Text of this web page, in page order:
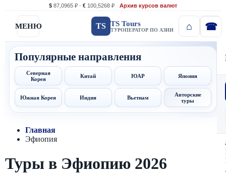
$ 87,0965 ₽ · € 100,5268 ₽ Архив курсов валют
МЕНЮ TS TS Tours
ТУРОПЕРАТОР ПО АЗИИ
Популярные направления
Северная
Корея
Китай ЮАР Япония
Южная Корея Индия Вьетнам
Авторские
туры
Главная
Эфиопия
Туры в Эфиопию 2026